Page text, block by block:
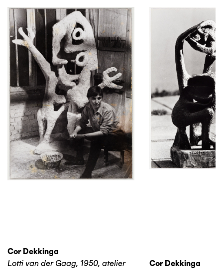
Cor Dekkinga
Lotti van der Gaag, 1950, atelier
Cor Dekkinga